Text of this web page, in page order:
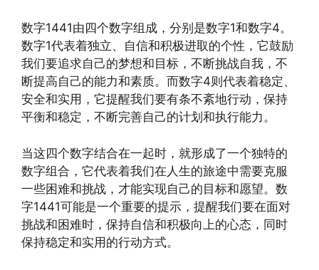
数字1441由四个数字组成，分别是数字1和数字4。
数字1代表着独立、自信和积极进取的个性，它鼓励
我们要追求自己的梦想和目标，不断挑战自我，不
断提高自己的能力和素质。而数字4则代表着稳定、
安全和实用，它提醒我们要有条不紊地行动，保持
平衡和稳定，不断完善自己的计划和执行能力。
当这四个数字结合在一起时，就形成了一个独特的
数字组合，它代表着我们在人生的旅途中需要克服
一些困难和挑战，才能实现自己的目标和愿望。数
字1441可能是一个重要的提示，提醒我们要在面对
挑战和困难时，保持自信和积极向上的心态，同时
保持稳定和实用的行动方式。